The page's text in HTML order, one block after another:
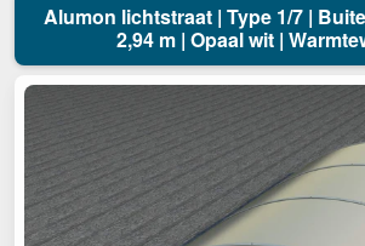
Alumon lichtstraat | Type 1/7 |
2,94 m | Opaal wit |